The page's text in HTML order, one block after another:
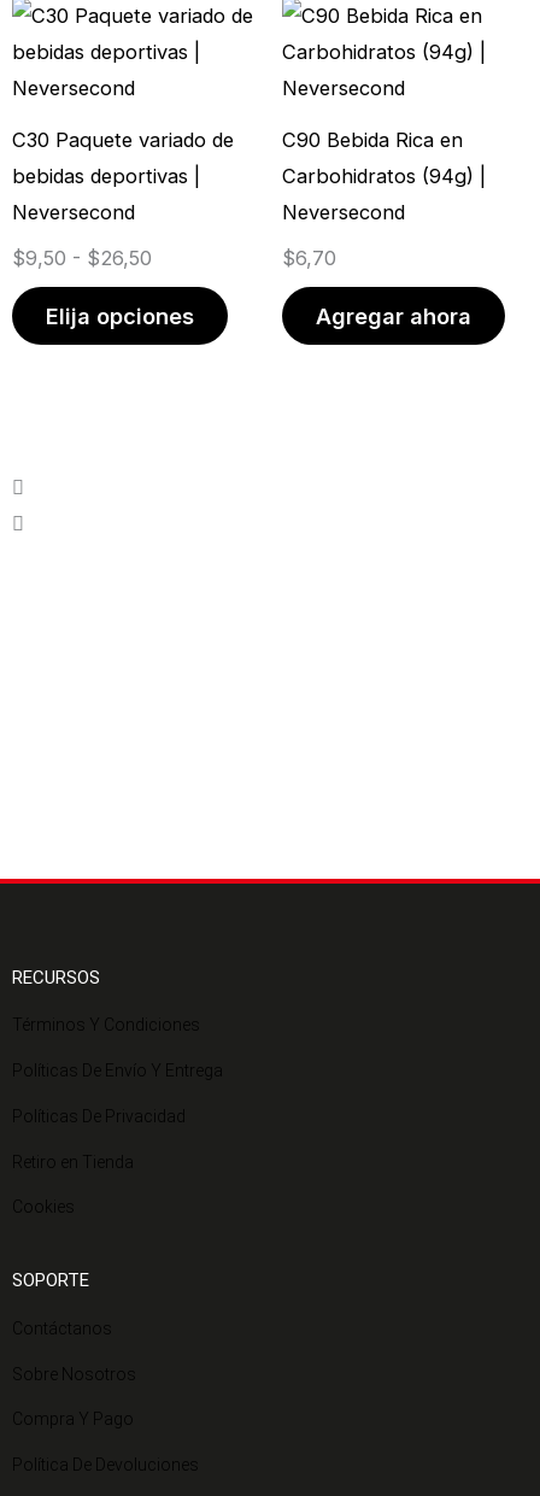
C30 Paquete variado de
bebidas deportivas |
Neversecond
$9,50 - $26,50
Rango
de
$9,50
hasta
Elija opciones
Este
producto
pueden
C90 Bebida Rica en
Carbohidratos (94g) |
Neversecond
$6,70
Agregar ahora
RECURSOS
Términos Y Condiciones
Políticas De Envío Y Entrega
Políticas De Privacidad
Retiro en Tienda
Cookies
SOPORTE
Contáctanos
Sobre Nosotros
Compra Y Pago
Política De Devoluciones